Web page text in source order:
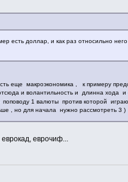
есть доллар, и как раз относильно
еще макроэкономика , к примеру
и волантильность и длинна хода и
1 валюты против которой
, но для начала нужно рассмотреть 3 )
еврочиф...